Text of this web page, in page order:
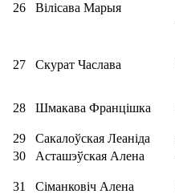
26 Вілісава Марыя
27 Скурат Часлава
28 Шмакава Францішка
29 Сакалоўская Леаніда
30
Асташэўская Алена
31 Сіманковіч Алена